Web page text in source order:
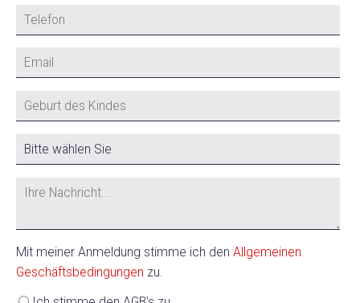
Mit meiner Anmeldung stimme ich den Allgemeinen
Geschäftsbedingungen zu.